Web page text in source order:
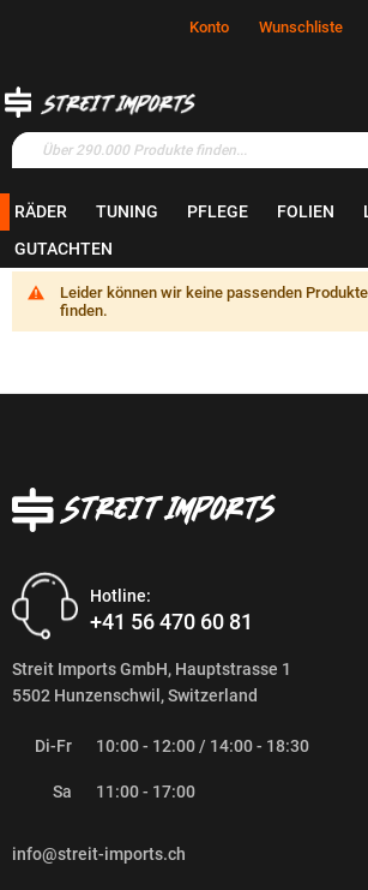
Konto Wunschliste
RÄDER TUNING PFLEGE FOLIEN
GUTACHTEN
Leider können wir keine passenden
finden.
Hotline:
+41 56 470 60 81
Streit Imports GmbH, Hauptstrasse 1
5502 Hunzenschwil, Switzerland
Di-Fr 10:00 - 12:00 / 14:00 - 18:30
Sa 11:00 - 17:00
info@streit-imports.ch